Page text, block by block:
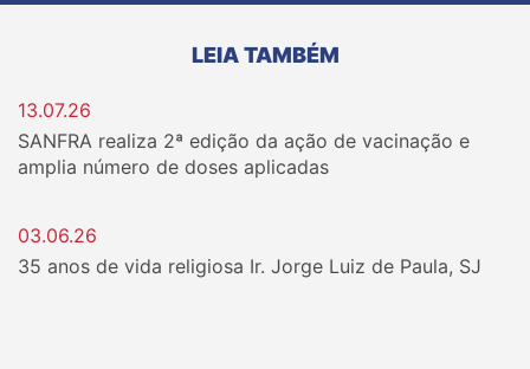
LEIA TAMBÉM
13.07.26
SANFRA realiza 2ª edição da ação de vacinação e
amplia número de doses aplicadas
03.06.26
35 anos de vida religiosa Ir. Jorge Luiz de Paula, SJ